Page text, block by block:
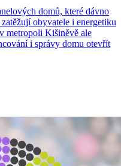
domů, které dávno
obyvatele i energetiku
metropoli Kišiněvě ale
i správy domu otevřít